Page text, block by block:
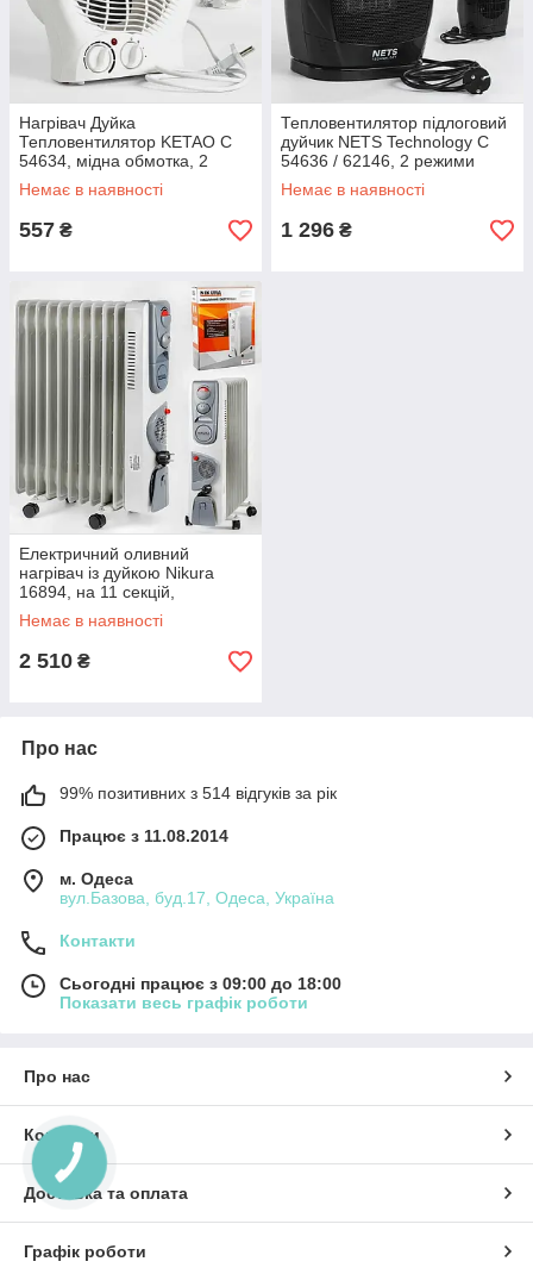
Нагрівач Дуйка
Тепловентилятор KETAO C
54634, мідна обмотка, 2
режими роботи — 1000 Вт і
2000 Вт
Немає в наявності
557 ₴
Тепловентилятор підлоговий
дуйчик NETS Technology C
54636 / 62146, 2 режими
роботи — 750 Вт і 1500 Вт
Немає в наявності
1 296 ₴
Електричний оливний
нагрівач із дуйкою Nikura
16894, на 11 секцій,
потужність 2500 Вт
Немає в наявності
2 510 ₴
Про нас
99% позитивних з 514 відгуків за рік
Працює з 11.08.2014
м. Одеса
вул.Базова, буд.17, Одеса, Україна
Контакти
Сьогодні працює з 09:00 до 18:00
Показати весь графік роботи
Про нас
Контакти
Доставка та оплата
Графік роботи
КНОПКА
ЗВ'ЯЗКУ